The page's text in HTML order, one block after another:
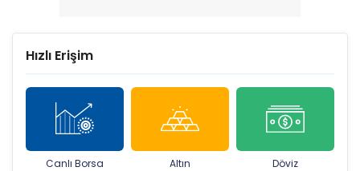
Hızlı Erişim
Canlı Borsa Altın Döviz